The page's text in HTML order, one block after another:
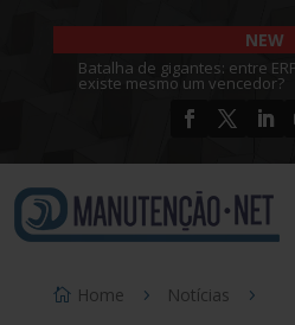
NEW
Batalha de gigantes: entre
existe mesmo um vencedor?
Home
Notícias